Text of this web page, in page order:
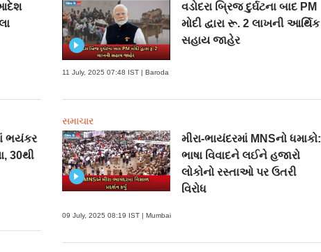
વડોદરા બ્રિજ દુર્ઘટના બાદ PM
મોદી દ્વારા રૂ. 2 લાખની આર્થિક
સહાય જાહેર
11 July, 2025 07:48 IST | Baroda
ભયંકર
30થી
સમાચાર
મીરા-ભાયંદરમાં MNSનો ધમાકો:
ભાષા વિવાદને લઈને હજારો
લોકોનો રસ્તાઓ પર ઉતરી
વિરોધ
09 July, 2025 08:19 IST | Mumbai